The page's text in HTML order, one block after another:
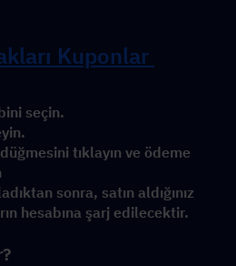
Kuponlar
seçin.
tıklayın ve ödeme
sonra, satın aldığınız
hesabına şarj edilecektir.